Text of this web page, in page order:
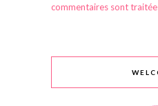
commentaires sont